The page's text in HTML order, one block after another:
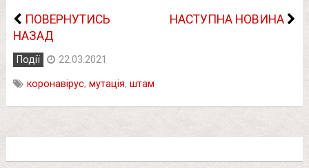
ПОВЕРНУТИСЬ
НАЗАД
НАСТУПНА НОВИНА
Події 22.03.2021
коронавірус, мутація, штам